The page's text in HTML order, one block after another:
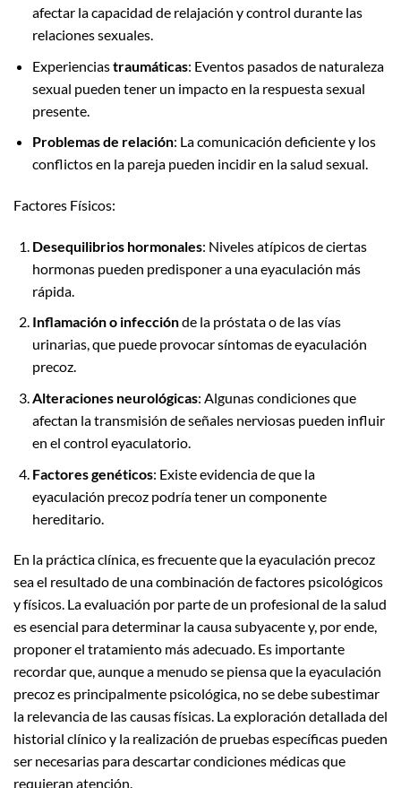
afectar la capacidad de relajación y control durante las
relaciones sexuales.
Experienciastraumáticas: Eventos pasados de naturaleza
sexual pueden tener un impacto en la respuesta sexual
presente.
Problemas de relación: La comunicación deficiente y los
conflictos en la pareja pueden incidir en la salud sexual.
Factores Físicos:
Desequilibrios hormonales: Niveles atípicos de ciertas
hormonas pueden predisponer a una eyaculación más
rápida.
Inflamación o infecciónde la próstata o de las vías
urinarias, que puede provocar síntomas de eyaculación
precoz.
Alteraciones neurológicas: Algunas condiciones que
afectan la transmisión de señales nerviosas pueden influir
en el control eyaculatorio.
Factores genéticos: Existe evidencia de que la
eyaculación precoz podría tener un componente
hereditario.
En la práctica clínica, es frecuente que la eyaculación precoz
sea el resultado de una combinación de factores psicológicos
y físicos. La evaluación por parte de un profesional de la salud
es esencial para determinar la causa subyacente y, por ende,
proponer el tratamiento más adecuado. Es importante
recordar que, aunque a menudo se piensa que la eyaculación
precoz es principalmente psicológica, no se debe subestimar
la relevancia de las causas físicas. La exploración detallada del
historial clínico y la realización de pruebas específicas pueden
ser necesarias para descartar condiciones médicas que
requieran atención.